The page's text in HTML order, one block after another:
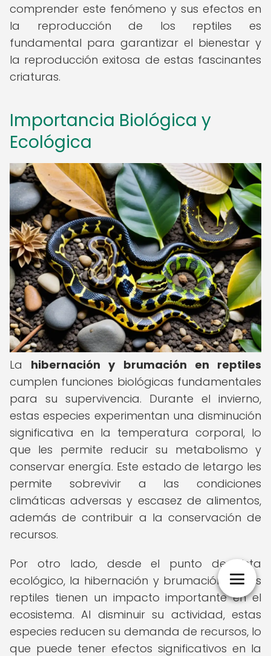
comprender este fenómeno y sus efectos en
la reproducción de los reptiles es
fundamental para garantizar el bienestar y
la reproducción exitosa de estas fascinantes
criaturas.
Importancia Biológica y
Ecológica
La hibernación y brumación en reptiles
cumplen funciones biológicas fundamentales
para su supervivencia. Durante el invierno,
estas especies experimentan una disminución
significativa en la temperatura corporal, lo
que les permite reducir su metabolismo y
conservar energía. Este estado de letargo les
permite sobrevivir a las condiciones
climáticas adversas y escasez de alimentos,
además de contribuir a la conservación de
recursos.
Por otro lado, desde el punto de vista
ecológico, la hibernación y brumación de los
reptiles tienen un impacto importante en el
ecosistema. Al disminuir su actividad, estas
especies reducen su demanda de recursos, lo
que puede tener efectos significativos en la